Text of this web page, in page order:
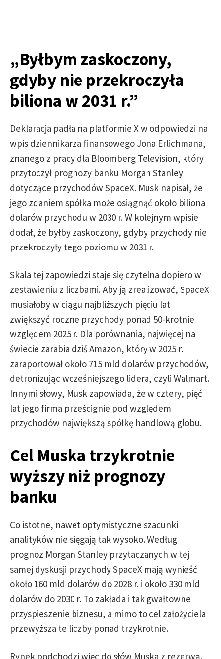
„Byłbym zaskoczony,
gdyby nie przekroczyła
biliona w 2031 r.”
Deklaracja padła na platformie X w odpowiedzi na
wpis dziennikarza finansowego Jona Erlichmana,
znanego z pracy dla Bloomberg Television, który
przytoczył prognozy banku Morgan Stanley
dotyczące przychodów SpaceX. Musk napisał, że
jego zdaniem spółka może osiągnąć około biliona
dolarów przychodu w 2030 r. W kolejnym wpisie
dodał, że byłby zaskoczony, gdyby przychody nie
przekroczyły tego poziomu w 2031 r.
Skala tej zapowiedzi staje się czytelna dopiero w
zestawieniu z liczbami. Aby ją zrealizować, SpaceX
musiałoby w ciągu najbliższych pięciu lat
zwiększyć roczne przychody ponad 50-krotnie
względem 2025 r. Dla porównania, najwięcej na
świecie zarabia dziś Amazon, który w 2025 r.
zaraportował około 715 mld dolarów przychodów,
detronizując wcześniejszego lidera, czyli Walmart.
Innymi słowy, Musk zapowiada, że w cztery, pięć
lat jego firma prześcignie pod względem
przychodów największą spółkę handlową globu.
Cel Muska trzykrotnie
wyższy niż prognozy
banku
Co istotne, nawet optymistyczne szacunki
analityków nie sięgają tak wysoko. Według
prognoz Morgan Stanley przytaczanych w tej
samej dyskusji przychody SpaceX mają wynieść
około 160 mld dolarów do 2028 r. i około 330 mld
dolarów do 2030 r. To zakłada i tak gwałtowne
przyspieszenie biznesu, a mimo to cel założyciela
przewyższa te liczby ponad trzykrotnie.
Rynek podchodzi więc do słów Muska z rezerwą.